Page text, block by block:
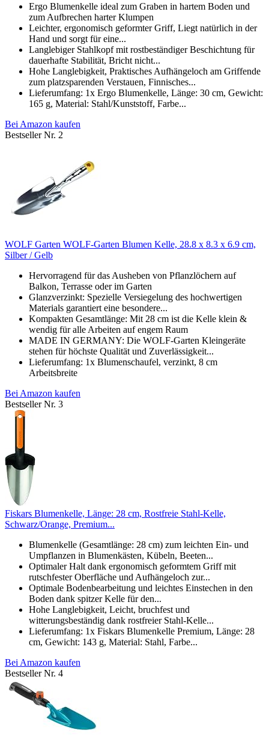
Ergo Blumenkelle ideal zum Graben in hartem Boden und
zum Aufbrechen harter Klumpen
Leichter, ergonomisch geformter Griff, Liegt natürlich in der
Hand und sorgt für eine...
Langlebiger Stahlkopf mit rostbeständiger Beschichtung für
dauerhafte Stabilität, Bricht nicht...
Hohe Langlebigkeit, Praktisches Aufhängeloch am Griffende
zum platzsparenden Verstauen, Finnisches...
Lieferumfang: 1x Ergo Blumenkelle, Länge: 30 cm, Gewicht:
165 g, Material: Stahl/Kunststoff, Farbe...
Bei Amazon kaufen
Bestseller Nr. 2
WOLF Garten WOLF-Garten Blumen Kelle, 28.8 x 8.3 x 6.9 cm,
Silber / Gelb
Hervorragend für das Ausheben von Pflanzlöchern auf
Balkon, Terrasse oder im Garten
Glanzverzinkt: Spezielle Versiegelung des hochwertigen
Materials garantiert eine besondere...
Kompakten Gesamtlänge: Mit 28 cm ist die Kelle klein &
wendig für alle Arbeiten auf engem Raum
MADE IN GERMANY: Die WOLF-Garten Kleingeräte
stehen für höchste Qualität und Zuverlässigkeit...
Lieferumfang: 1x Blumenschaufel, verzinkt, 8 cm
Arbeitsbreite
Bei Amazon kaufen
Bestseller Nr. 3
Fiskars Blumenkelle, Länge: 28 cm, Rostfreie Stahl-Kelle,
Schwarz/Orange, Premium...
Blumenkelle (Gesamtlänge: 28 cm) zum leichten Ein- und
Umpflanzen in Blumenkästen, Kübeln, Beeten...
Optimaler Halt dank ergonomisch geformtem Griff mit
rutschfester Oberfläche und Aufhängeloch zur...
Optimale Bodenbearbeitung und leichtes Einstechen in den
Boden dank spitzer Kelle für den...
Hohe Langlebigkeit, Leicht, bruchfest und
witterungsbeständig dank rostfreier Stahl-Kelle...
Lieferumfang: 1x Fiskars Blumenkelle Premium, Länge: 28
cm, Gewicht: 143 g, Material: Stahl, Farbe...
Bei Amazon kaufen
Bestseller Nr. 4